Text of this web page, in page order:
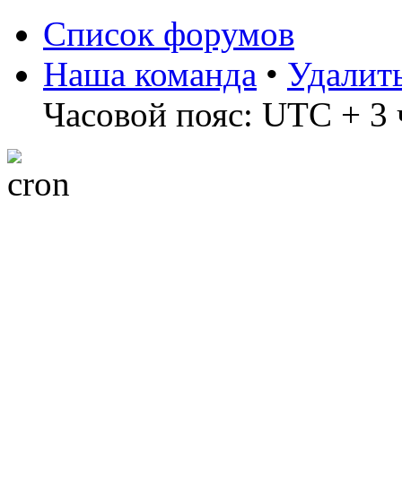
Список форумов
Наша команда •
Часовой пояс: UTC + 3